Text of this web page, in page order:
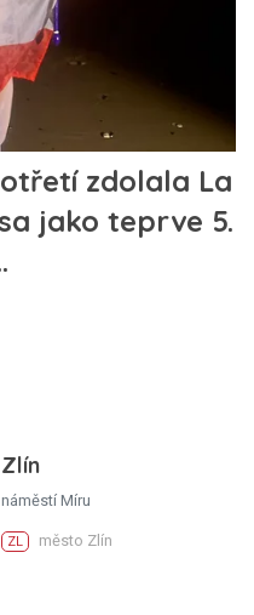
Zlín
náměstí Míru
ZL město Zlín